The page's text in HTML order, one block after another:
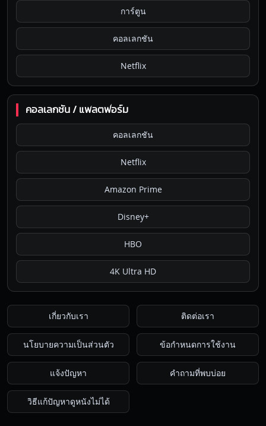
การ์ตูน
คอลเลกชัน
Netflix
คอลเลกชัน / แพลตฟอร์ม
คอลเลกชัน
Netflix
Amazon Prime
Disney+
HBO
4K Ultra HD
เกี่ยวกับเรา ติดต่อเรา
นโยบายความเป็นส่วนตัว ข้อกำหนดการใช้งาน
แจ้งปัญหา คำถามที่พบบ่อย
วิธีแก้ปัญหาดูหนังไม่ได้